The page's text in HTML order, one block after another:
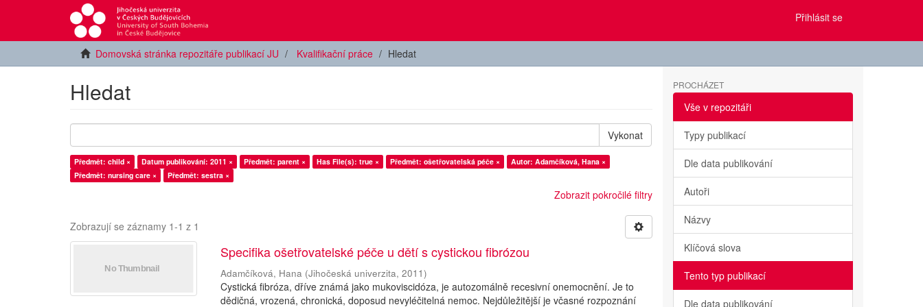
Přihlásit se
Domovská stránka repozitáře publikací JU Kvalifikační práce Hledat
Hledat
Vykonat
Předmět: child × Datum publikování: 2011 × Předmět: parent × Has File(s): true × Předmět: ošetřovatelská péče ×
Autor: Adamčíková, Hana ×
Předmět: nursing care ×
Předmět: sestra ×
Zobrazit pokročilé filtry
Zobrazují se záznamy 1-1 z 1
Specifika ošetřovatelské péče u dětí s cystickou fibrózou
Adamčíková, Hana (Jihočeská univerzita,2011)
Cystická fibróza, dříve známá jako mukoviscidóza, je autozomálně recesivní onemocnění. Je to
dědičná, vrozená, chronická, doposud nevyléčitelná nemoc. Nejdůležitější je včasné rozpoznání
PROCHÁZET
Vše v repozitáři
Typy publikací
Dle data publikování
Autoři
Názvy
Klíčová slova
Tento typ publikací
Dle data publikování